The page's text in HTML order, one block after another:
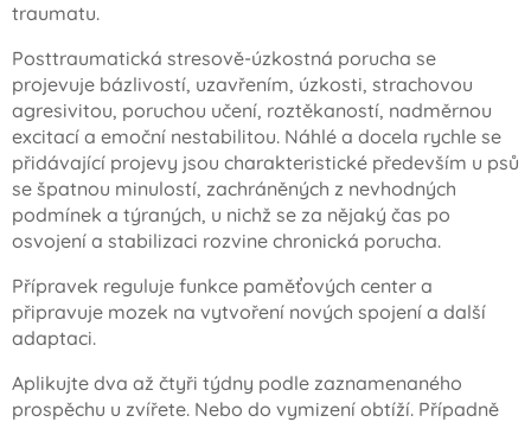
traumatu.
Posttraumatická stresově-úzkostná porucha se
projevuje bázlivostí, uzavřením, úzkosti, strachovou
agresivitou, poruchou učení, roztěkaností, nadměrnou
excitací a emoční nestabilitou. Náhlé a docela rychle se
přidávající projevy jsou charakteristické především u psů
se špatnou minulostí, zachráněných z nevhodných
podmínek a týraných, u nichž se za nějaký čas po
osvojení a stabilizaci rozvine chronická porucha.
Přípravek reguluje funkce paměťových center a
připravuje mozek na vytvoření nových spojení a další
adaptaci.
Aplikujte dva až čtyři týdny podle zaznamenaného
prospěchu u zvířete. Nebo do vymizení obtíží. Případně